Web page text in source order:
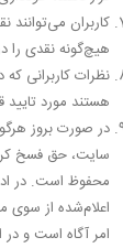
کاربران
هیچ‌گونه نقدی را
نظرات کاربرانی
هستند مورد تایید
در صورت بروز
سایت، حق فسخ
اعلام‌شده از سوی
امر آگاه است و